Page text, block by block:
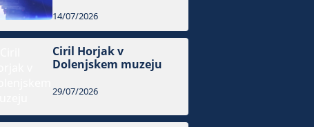
14/07/2026
Ciril Horjak v
Dolenjskem muzeju
29/07/2026